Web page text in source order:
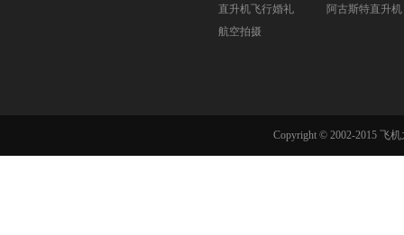
直升机飞行婚礼
航空拍摄
阿古斯特直升机
Copyright © 2002-2015 飞